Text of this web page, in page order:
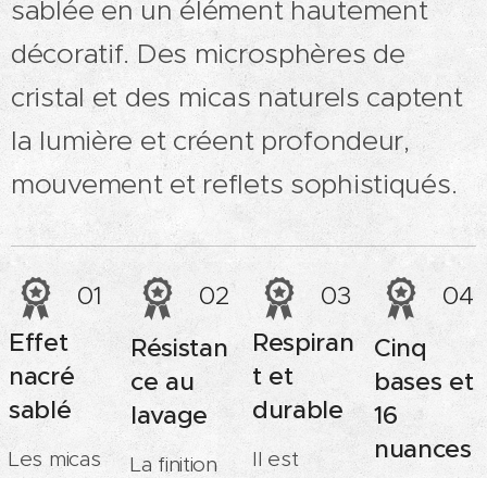
sablée en un élément hautement
décoratif. Des microsphères de
cristal et des micas naturels captent
la lumière et créent profondeur,
mouvement et reflets sophistiqués.
01
Effet
nacré
sablé
Les micas
02
Résistan
ce au
lavage
La finition
03
Respiran
t et
durable
Il est
04
Cinq
bases et
16
nuances